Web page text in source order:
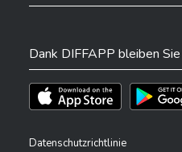
Dank DIFFAPP bleiben
Téléchargez l'app sur l'App
Datenschutzrichtlinie